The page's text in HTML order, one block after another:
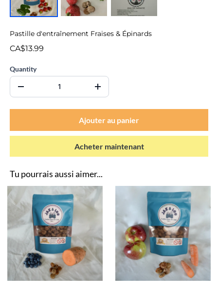
Pastille d'entraînement Fraises & Épinards
CA$13.99
Quantity
Ajouter au panier
Acheter maintenant
Tu pourrais aussi aimer...